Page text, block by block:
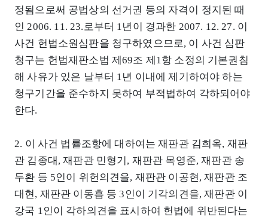
정됨으로써 공법상의 선거권 등의 자격이 정지된 때
인 2006. 11. 23.로부터 1년이 경과한 2007. 12. 27. 이
사건 헌법소원심판을 청구하였으므로, 이 사건 심판
청구는 헌법재판소법 제69조 제1항 소정의 기본권침
해 사유가 있은 날부터 1년 이내에 제기하여야 하는
청구기간을 준수하지 못하여 부적법하여 각하되어야
한다.
2. 이 사건 법률조항에 대하여는 재판관 김희옥, 재판
관 김종대, 재판관 민형기, 재판관 목영준, 재판관 송
두환 등 5인이 위헌의견을, 재판관 이공현, 재판관 조
대현, 재판관 이동흡 등 3인이 기각의견을, 재판관 이
강국 1인이 각하의견을 표시하여 헌법에 위반된다는